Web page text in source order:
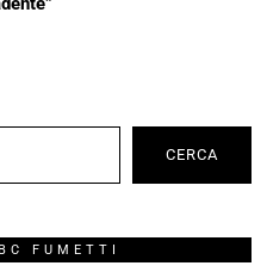
CERCA
FUMETTI